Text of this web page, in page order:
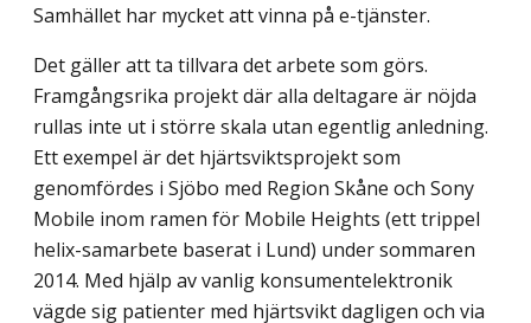
Samhället har mycket att vinna på e-tjänster.
Det gäller att ta tillvara det arbete som görs.
Framgångsrika projekt där alla deltagare är nöjda
rullas inte ut i större skala utan egentlig anledning.
Ett exempel är det hjärtsviktsprojekt som
genomfördes i Sjöbo med Region Skåne och Sony
Mobile inom ramen för Mobile Heights (ett trippel
helix-samarbete baserat i Lund) under sommaren
2014. Med hjälp av vanlig konsumentelektronik
vägde sig patienter med hjärtsvikt dagligen och via